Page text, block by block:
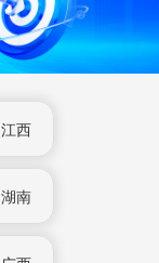
江西
湖南